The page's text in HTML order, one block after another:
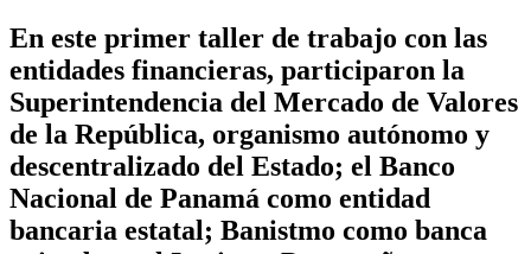
En este primer taller de trabajo con las
entidades financieras, participaron la
Superintendencia del Mercado de Valores
de la República, organismo autónomo y
descentralizado del Estado; el Banco
Nacional de Panamá como entidad
bancaria estatal; Banistmo como banca